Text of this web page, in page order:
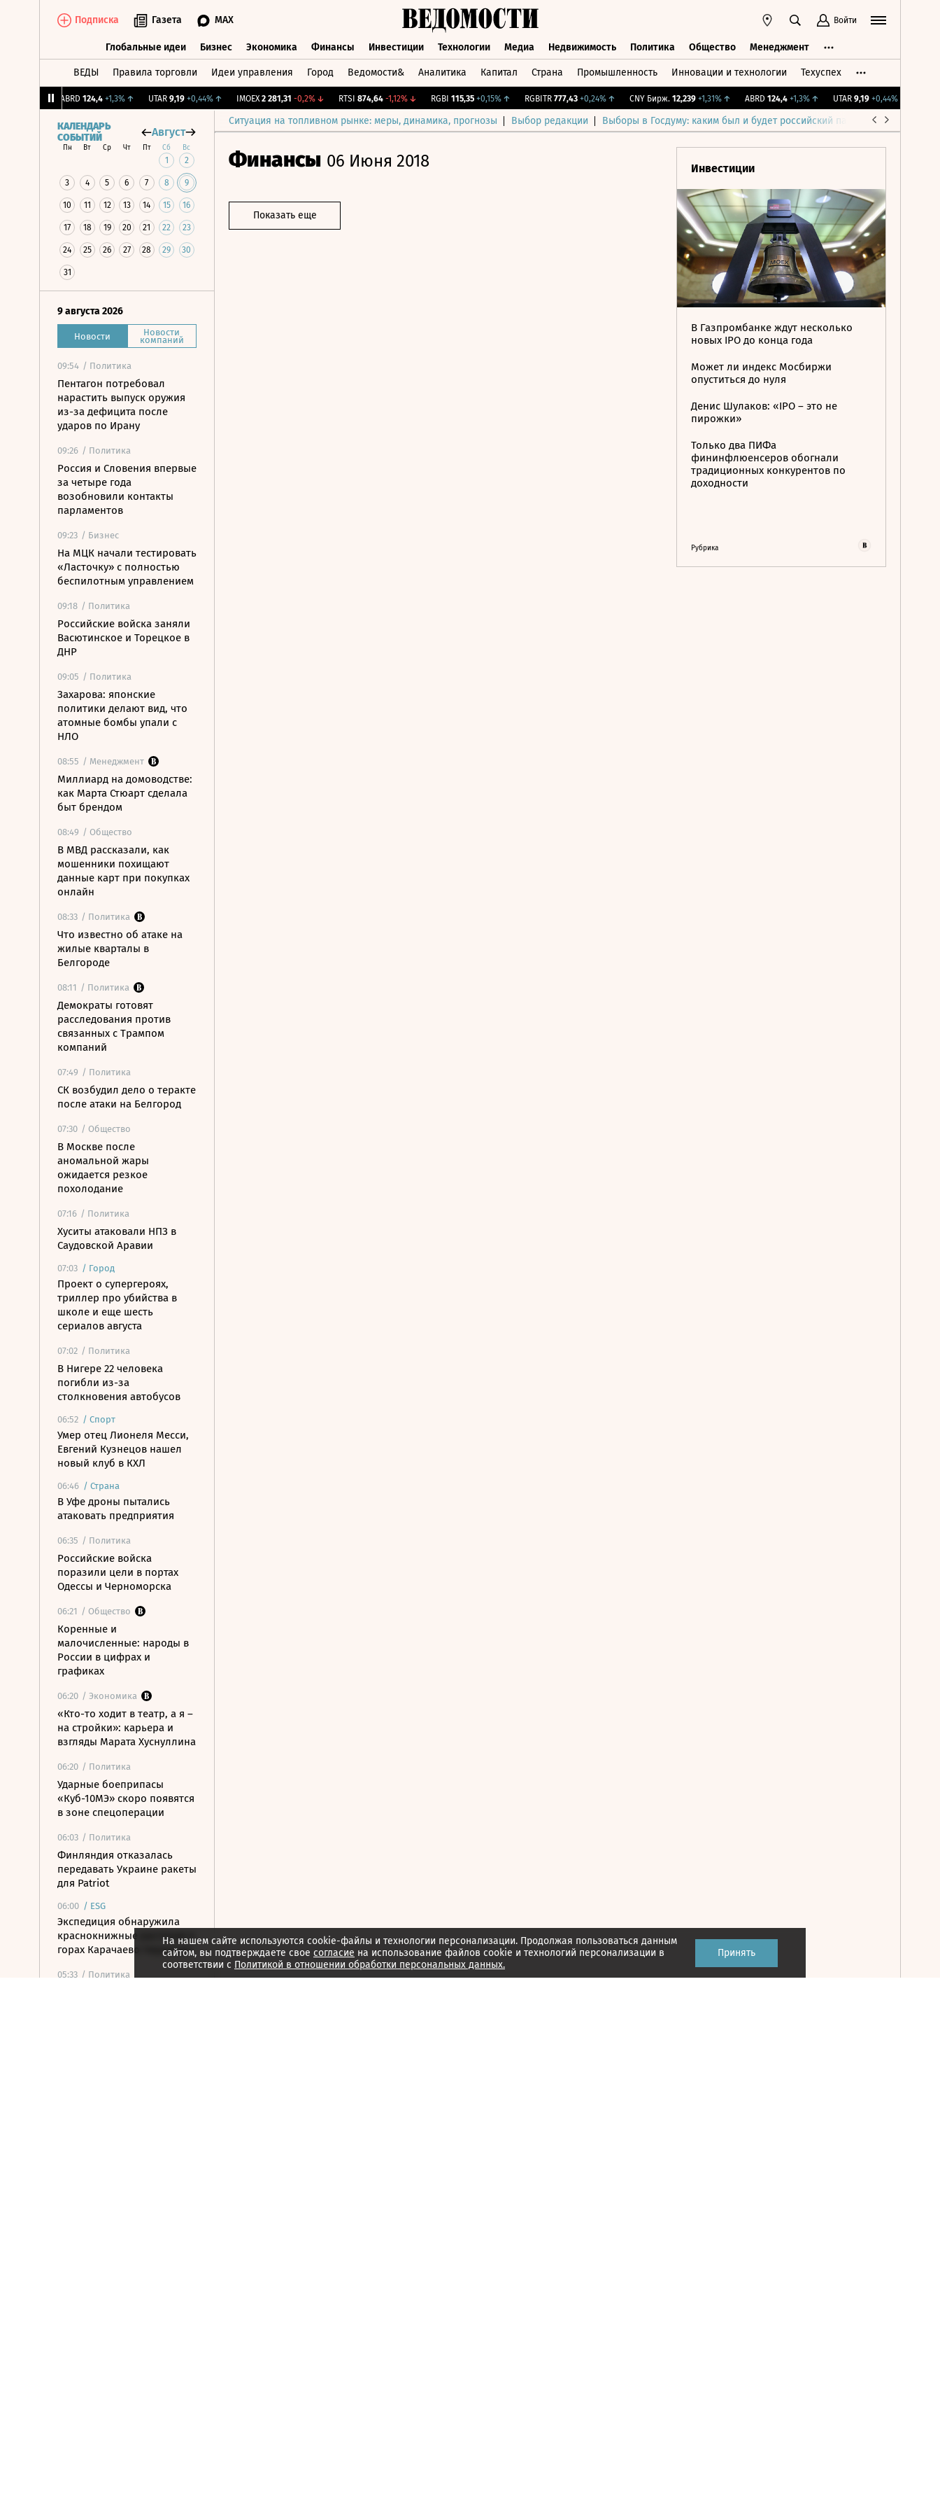
Подписка Газета MAX Войти
Глобальные идеи Бизнес Экономика Финансы Инвестиции Технологии Медиа Недвижимость Политика Общество Менеджмент
ВЕДЫ Правила торговли Идеи управления Город Ведомости& Аналитика Капитал Страна Промышленность Инновации и технологии Техуспех
ABRD 124,4 +1,3%↑ UTAR 9,19 +0,44%↑ IMOEX 2 281,31 -0,2%↓ RTSI 874,64 -1,12%↓ RGBI 115,35 +0,15%↑ RGBITR 777,43 +0,24%↑ CNY Бирж. 12,239 +1,31%↑ ABRD 124,4 +1,3%↑ UTAR 9,19 +0,44%↑
Ситуация на топливном рынке: меры, динамика, прогнозы Выбор редакции Выборы в Госдуму: каким был и будет российский парламент
КАЛЕНДАРЬ
СОБЫТИЙ
Август
Пн Вт Ср Чт Пт Сб Вс
1 2
3 4 5 6 7 8 9
10 11 12 13 14 15 16
17 18 19 20 21 22 23
24 25 26 27 28 29 30
31
9 августа 2026
Новости Новости
компаний
09:54 / Политика
Пентагон потребовал
нарастить выпуск оружия
из-за дефицита после
ударов по Ирану
09:26 / Политика
Россия и Словения впервые
за четыре года
возобновили контакты
парламентов
09:23 / Бизнес
На МЦК начали тестировать
«Ласточку» с полностью
беспилотным управлением
09:18 / Политика
Российские войска заняли
Васютинское и Торецкое в
ДНР
09:05 / Политика
Захарова: японские
политики делают вид, что
атомные бомбы упали с
НЛО
08:55 / Менеджмент
Миллиард на домоводстве:
как Марта Стюарт сделала
быт брендом
08:49 / Общество
В МВД рассказали, как
мошенники похищают
данные карт при покупках
онлайн
08:33 / Политика
Что известно об атаке на
жилые кварталы в
Белгороде
08:11 / Политика
Демократы готовят
расследования против
связанных с Трампом
компаний
07:49 / Политика
СК возбудил дело о теракте
после атаки на Белгород
07:30 / Общество
В Москве после
аномальной жары
ожидается резкое
похолодание
07:16 / Политика
Хуситы атаковали НПЗ в
Саудовской Аравии
07:03 / Город
Проект о супергероях,
триллер про убийства в
школе и еще шесть
сериалов августа
07:02 / Политика
В Нигере 22 человека
погибли из-за
столкновения автобусов
06:52 / Спорт
Умер отец Лионеля Месси,
Евгений Кузнецов нашел
новый клуб в КХЛ
06:46 / Страна
В Уфе дроны пытались
атаковать предприятия
06:35 / Политика
Российские войска
поразили цели в портах
Одессы и Черноморска
06:21 / Общество
Коренные и
малочисленные: народы в
России в цифрах и
графиках
06:20 / Экономика
«Кто-то ходит в театр, а я –
на стройки»: карьера и
взгляды Марата Хуснуллина
06:20 / Политика
Ударные боеприпасы
«Куб-10МЭ» скоро появятся
в зоне спецоперации
06:03 / Политика
Финляндия отказалась
передавать Украине ракеты
для Patriot
06:00 / ESG
Экспедиция обнаружила
краснокнижные растения в
горах Карачаево-Черкесии
05:33 / Политика
Финансы 06 Июня 2018
Показать еще
Инвестиции
В Газпромбанке ждут несколько
новых IPO до конца года
Может ли индекс Мосбиржи
опуститься до нуля
Денис Шулаков: «IPO – это не
пирожки»
Только два ПИФа
фининфлюенсеров обогнали
традиционных конкурентов по
доходности
Рубрика
На нашем сайте используются cookie-файлы и технологии персонализации. Продолжая пользоваться данным
сайтом, вы подтверждаете свое согласие на использование файлов cookie и технологий персонализации в
соответствии с Политикой в отношении обработки персональных данных.
Принять